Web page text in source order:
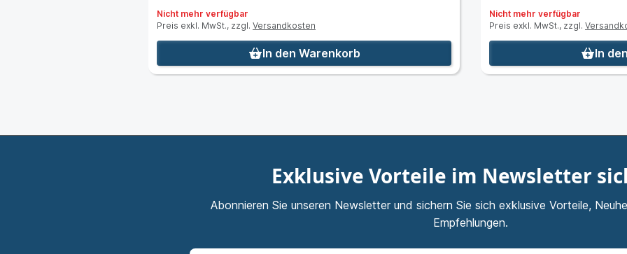
Nicht mehr verfügbar
Preis exkl. MwSt., zzgl. Versandkosten
In den Warenkorb
Nicht mehr verfügbar
Preis exkl. MwSt., zzgl.
In
Exklusive Vorteile im Newsletter
Abonnieren Sie unseren Newsletter und sichern Sie sich exklusive Vorteile,
Empfehlungen.